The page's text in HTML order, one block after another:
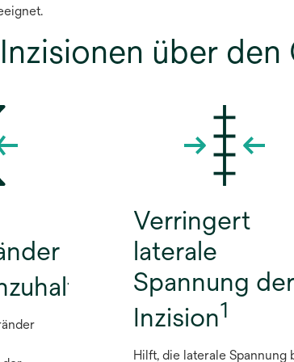
über den
Verringert
laterale
Spannung der
Inzision1
Hilft, die laterale Spannung